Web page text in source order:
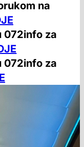
na
072info za
072info za